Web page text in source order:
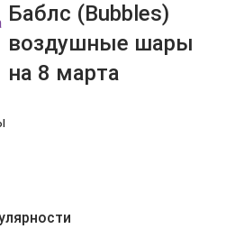
Баблс (Bubbles)
воздушные шары
на 8 марта